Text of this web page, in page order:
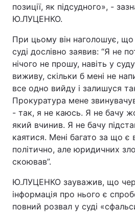
позиції, як підсудного», -
Ю.ЛУЦЕНКО.
При цьому він наголошує, що
суді дослівно заявив: “Я не
нічого не прошу, навіть у
виживу, скільки б мені не
все одно вийду і залишуся
Прокуратура мене
- так, я не каюсь. Я не бачу
який вчинив. Я не бачу
каятися. Мені багато за що є
політично, але юридичних
скоював”.
Ю.ЛУЦЕНКО зауважив, що
інформація про нього є
повний розвал у суді